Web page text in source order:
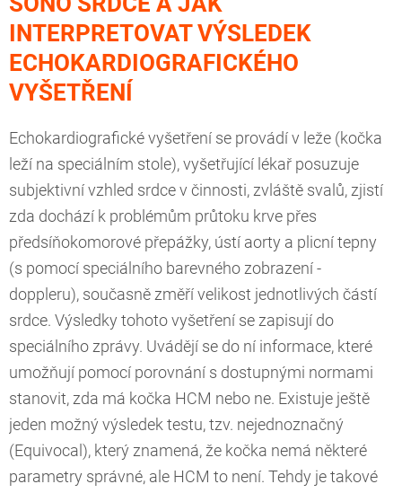
INTERPRETOVAT VÝSLEDEK
ECHOKARDIOGRAFICKÉHO
VYŠETŘENÍ
Echokardiografické vyšetření se provádí v leže (kočka
leží na speciálním stole), vyšetřující lékař posuzuje
subjektivní vzhled srdce v činnosti, zvláště svalů, zjistí
zda dochází k problémům průtoku krve přes
předsíňokomorové přepážky, ústí aorty a plicní tepny
(s pomocí speciálního barevného zobrazení -
doppleru), současně změří velikost jednotlivých částí
srdce. Výsledky tohoto vyšetření se zapisují do
speciálního zprávy. Uvádějí se do ní informace, které
umožňují pomocí porovnání s dostupnými normami
stanovit, zda má kočka HCM nebo ne. Existuje ještě
jeden možný výsledek testu, tzv. nejednoznačný
(Equivocal), který znamená, že kočka nemá některé
parametry správné, ale HCM to není. Tehdy je takové